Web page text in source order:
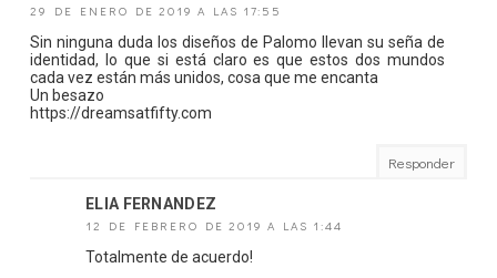
29 DE ENERO DE 2019 A LAS 17:55
Sin ninguna duda los diseños de Palomo llevan su seña de
identidad, lo que si está claro es que estos dos mundos
cada vez están más unidos, cosa que me encanta
Un besazo
https://dreamsatfifty.com
Responder
ELIA FERNANDEZ
12 DE FEBRERO DE 2019 A LAS 1:44
Totalmente de acuerdo!